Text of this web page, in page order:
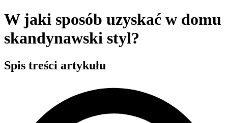
W jaki sposób uzyskać w domu
skandynawski styl?
Spis treści artykułu